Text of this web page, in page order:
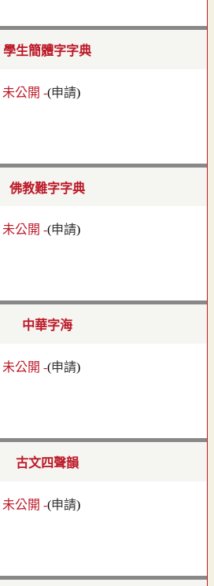
學生簡體字字典
未公開 -(申請)
佛教難字字典
未公開 -(申請)
中華字海
未公開 -(申請)
古文四聲韻
未公開 -(申請)